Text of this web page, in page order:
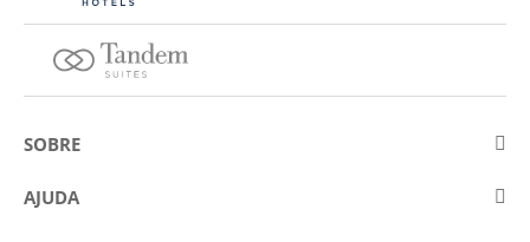
SOBRE
Sobre a Eurostars Hotel Company
AJUDA